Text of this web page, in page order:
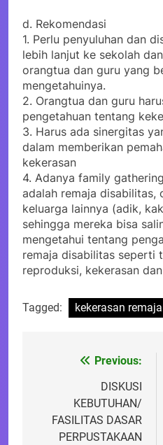
d. Rekomendasi
1. Perlu penyuluhan dan
lebih lanjut ke sekolah
orangtua dan guru yang
mengetahuinya.
2. Orangtua dan guru
pengetahuan tentang
3. Harus ada sinergitas
dalam memberikan
kekerasan
4. Adanya family
adalah remaja disabilitas,
keluarga lainnya (adik,
sehingga mereka bisa
mengetahui tentang
remaja disabilitas seperti
reproduksi, kekerasan
Tagged: kekerasan remaja
navigation
Previous:
DISKUSI
KEBUTUHAN/
FASILITAS DASAR
PERPUSTAKAAN